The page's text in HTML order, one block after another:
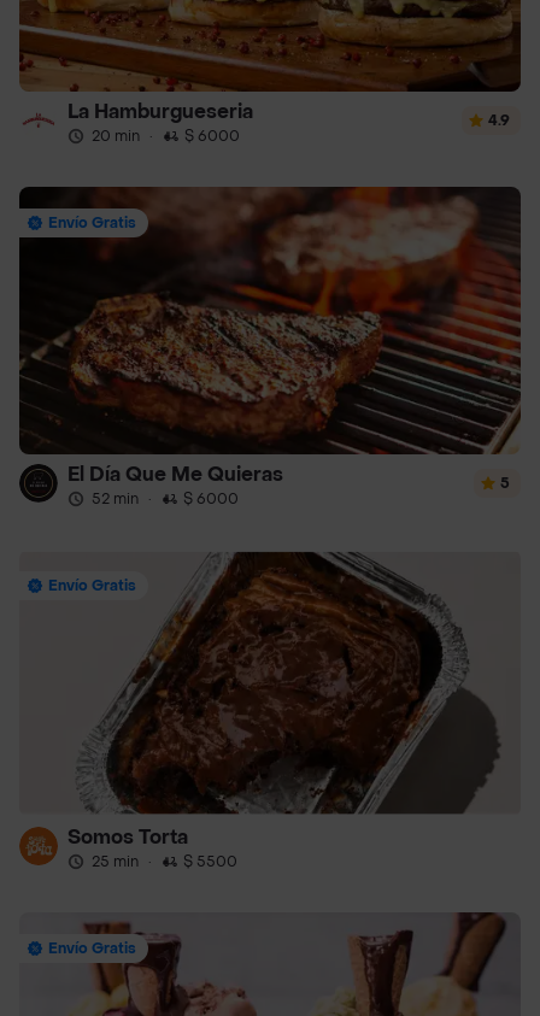
La Hamburgueseria
20 min · $ 6000
4.9
Envío Gratis
El Día Que Me Quieras
52 min · $ 6000
5
Envío Gratis
Somos Torta
25 min · $ 5500
Envío Gratis